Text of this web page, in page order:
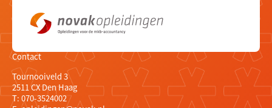
Contact
Tournooiveld 3
2511 CX Den Haag
T: 070-3524002